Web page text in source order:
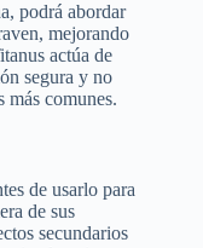
podrá abordar
mejorando
actúa de
segura y no
más comunes.
de usarlo para
de sus
secundarios